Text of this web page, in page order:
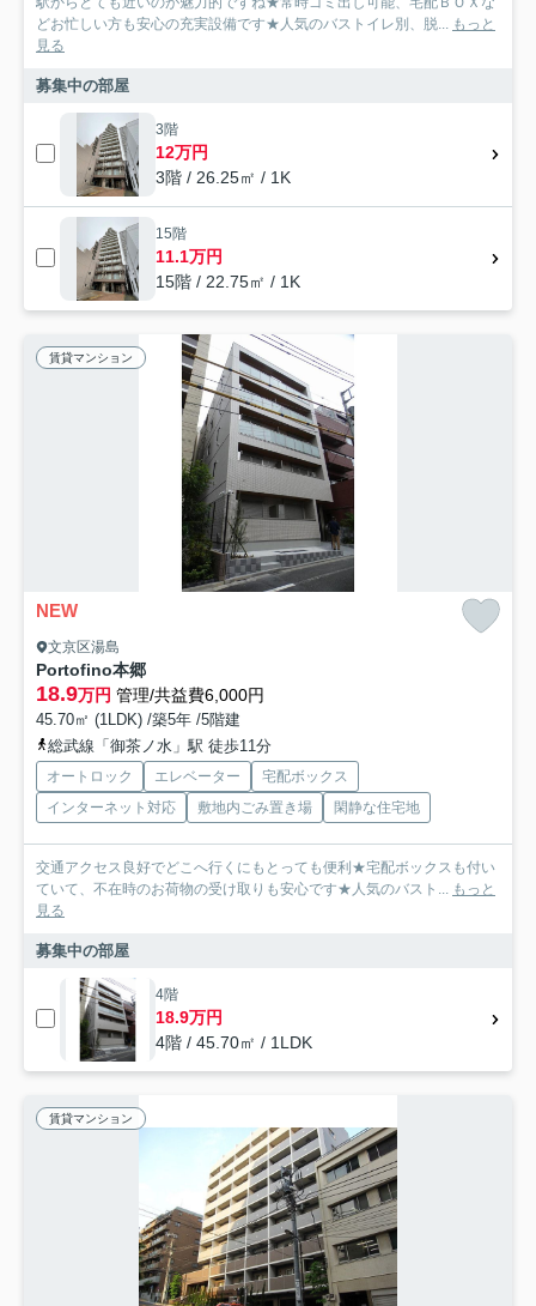
どお忙しい方も安心の充実設備です★人気のバストイレ別、脱... もっと
見る
募集中の部屋
3階
12万円
3階 / 26.25㎡ / 1K
15階
11.1万円
15階 / 22.75㎡ / 1K
賃貸マンション
NEW
文京区湯島
Portofino本郷
18.9万円 管理/共益費6,000円
45.70㎡ (1LDK) /築5年 /5階建
総武線「御茶ノ水」駅 徒歩11分
オートロック エレベーター
宅配ボックス
インターネット対応
敷地内ごみ置き場 閑静な住宅地
交通アクセス良好でどこへ行くにもとっても便利★宅配ボックスも付い
ていて、不在時のお荷物の受け取りも安心です★人気のバスト... もっと
見る
募集中の部屋
4階
18.9万円
4階 / 45.70㎡ / 1LDK
賃貸マンション